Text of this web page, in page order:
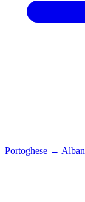
Portoghese →